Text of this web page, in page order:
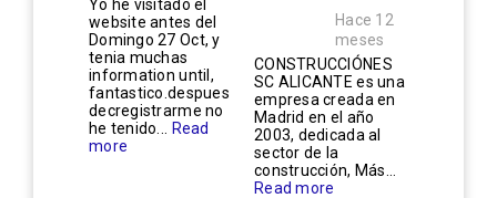
Yo he visitado el
website antes del
Domingo 27 Oct, y
tenia muchas
information until,
fantastico.despues
decregistrarme no
he tenido...
Read
more
Hace 12
meses
CONSTRUCCIÓNES
SC ALICANTE es una
empresa creada en
Madrid en el año
2003, dedicada al
sector de la
construcción, Más...
Read more